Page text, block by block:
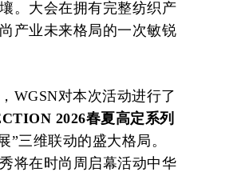
。大会在拥有完整纺织产
产业未来格局的一次敏锐
WGSN对本次活动进行了
2026春夏高定系列
”三维联动的盛大格局。
将在时尚周启幕活动中华